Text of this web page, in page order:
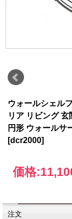
ウォールシェル
リア リビング
円形 ウォールサ
[dcr2000]
価格:
注文